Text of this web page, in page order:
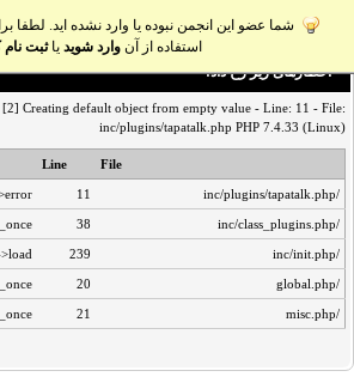
شما عضو این انجمن نبوده یا وارد نشده اید. لطفا
استفاده از آن وارد شوید یاثبت نام
اخطار‌های زیر رخ داد:
[2] Creating default object from empty value - Line: 11 - File:
inc/plugins/tapatalk.php PHP 7.4.33 (Linux)
File
Line
/inc/plugins/tapatalk.php
11
/inc/class_plugins.php
38
/inc/init.php
239
/global.php
20
/misc.php
21